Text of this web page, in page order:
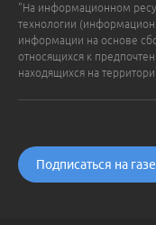
"На информационном
технологии
информации на основе
относящихся к
находящихся на
Подписаться на